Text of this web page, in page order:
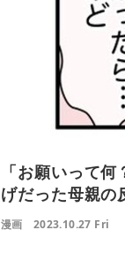
「お願いって
げだった母親の
漫画 2023.10.27 Fri